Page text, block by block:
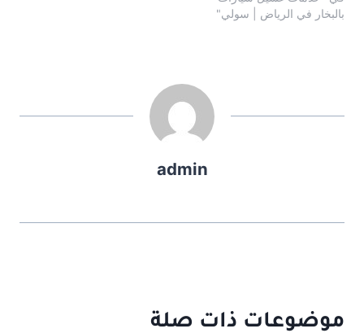
بالبخار في الرياض | سولي"
admin
موضوعات ذات صلة